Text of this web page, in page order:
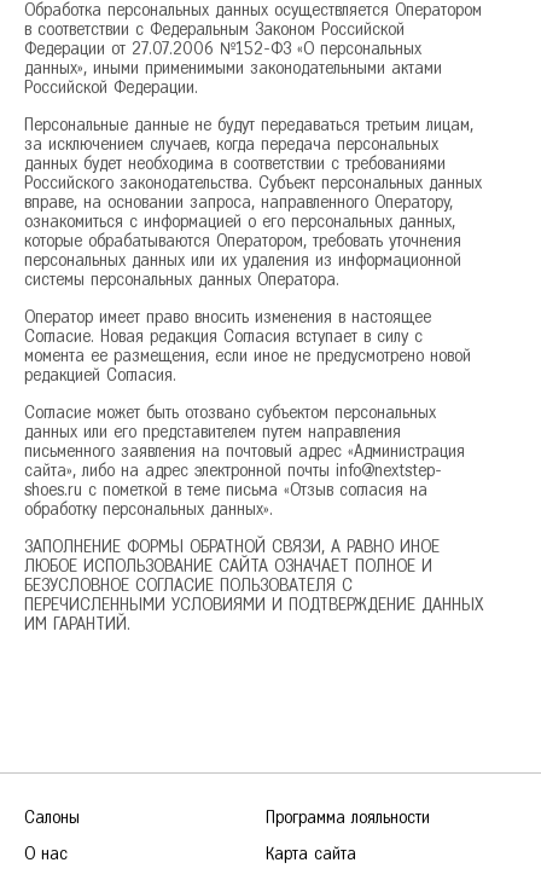
Я Ярославль
Обработка персональных данных осуществляется Оператором
в соответствии с Федеральным Законом Российской
Федерации от 27.07.2006 №152-ФЗ «О персональных
данных», иными применимыми законодательными актами
Российской Федерации.
Персональные данные не будут передаваться третьим лицам,
за исключением случаев, когда передача персональных
данных будет необходима в соответствии с требованиями
Российского законодательства. Субъект персональных данных
вправе, на основании запроса, направленного Оператору,
ознакомиться с информацией о его персональных данных,
которые обрабатываются Оператором, требовать уточнения
персональных данных или их удаления из информационной
системы персональных данных Оператора.
Оператор имеет право вносить изменения в настоящее
Согласие. Новая редакция Согласия вступает в силу с
момента ее размещения, если иное не предусмотрено новой
редакцией Согласия.
Согласие может быть отозвано субъектом персональных
данных или его представителем путем направления
письменного заявления на почтовый адрес «Администрация
сайта», либо на адрес электронной почты info@nextstep-
shoes.ru с пометкой в теме письма «Отзыв согласия на
обработку персональных данных».
ЗАПОЛНЕНИЕ ФОРМЫ ОБРАТНОЙ СВЯЗИ, А РАВНО ИНОЕ
ЛЮБОЕ ИСПОЛЬЗОВАНИЕ САЙТА ОЗНАЧАЕТ ПОЛНОЕ И
БЕЗУСЛОВНОЕ СОГЛАСИЕ ПОЛЬЗОВАТЕЛЯ С
ПЕРЕЧИСЛЕННЫМИ УСЛОВИЯМИ И ПОДТВЕРЖДЕНИЕ ДАННЫХ
ИМ ГАРАНТИЙ.
Салоны
О нас
Программа лояльности
Карта сайта
36 37 38 39 40